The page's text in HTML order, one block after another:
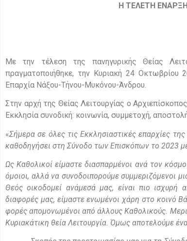
Η ΤΕΛΕΤΗ
Με την τέλεση της πανηγυρικής Θείας
πραγματοποιήθηκε, την Κυριακή 24
Επαρχία Νάξου-Τήνου-Μυκόνου-Άνδρου.
Στην αρχή της Θείας Λειτουργίας ο
Εκκλησία συνοδική: κοινωνία, συμμετοχή,
«Σήμερα σε όλες τις Εκκλησιαστικές επαρχίες
καθοδηγήσει στη Σύνοδο των Επισκόπων το 2023
Ως Καθολικοί είμαστε διασπαρμένοι ανά τον
όμοιοι, αλλά να συνοδοιπορούμε συμμεριζόμενοι
Θεός οικοδομεί ανάμεσά μας, είναι πιο
διαφορές μας, είμαστε ενωμένοι χάρη στο κοινό
φορές απομονωμένοι από άλλους Καθολικούς.
Κυριακάτικη θεία Λειτουργία. Όμως αποτελούμε